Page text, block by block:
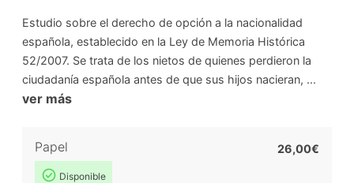
Estudio sobre el derecho de opción a la nacionalidad
española, establecido en la Ley de Memoria Histórica
52/2007. Se trata de los nietos de quienes perdieron la
ciudadanía española antes de que sus hijos nacieran, ...
ver más
Papel
Disponible
26,00€